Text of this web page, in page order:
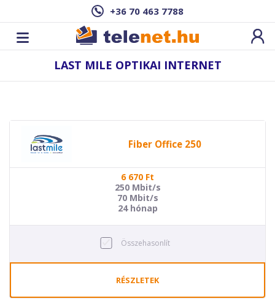
+36 70 463 7788
LAST MILE OPTIKAI INTERNET
Fiber Office 250
6 670 Ft
250 Mbit/s
70 Mbit/s
24 hónap
Összehasonlít
RÉSZLETEK